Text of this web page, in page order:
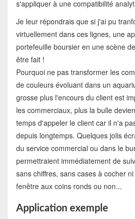
s'appliquer à une compatibilité
Je leur répondrais que si j'ai pu
virtuellement dans ces lignes, une
portefeuille boursier en une scène
être fait !
Pourquoi ne pas transformer les
de couleurs évoluant dans un
grosse plus l'encours du client est
les commerciaux, plus la bulle
temps d'appeler le client car il n'a
depuis longtemps. Quelques jolis
du service commercial ou dans le
permettraient immédiatement de
sans chiffres, sans cases à cocher
fenêtre aux coins ronds ou non...
Application exemple